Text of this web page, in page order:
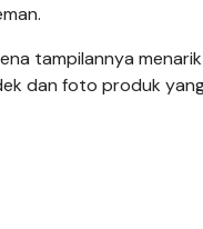
tampilannya menarik
dan foto produk